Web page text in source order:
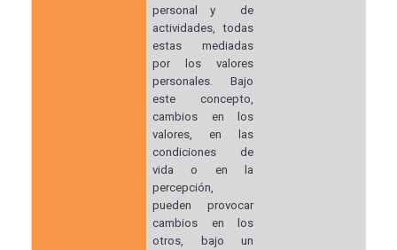
personal y de
actividades, todas
estas mediadas
por los valores
personales. Bajo
este concepto,
cambios en los
valores, en las
condiciones de
vida o en la
percepción,
pueden provocar
cambios en los
otros, bajo un